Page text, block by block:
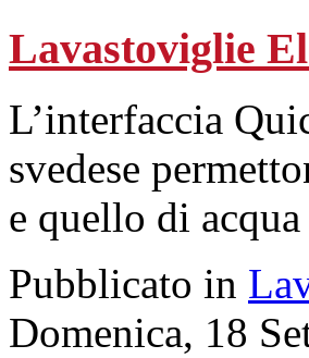
Lavastoviglie
L’interfaccia
svedese
e quello di
Pubblicato in
Domenica, 18